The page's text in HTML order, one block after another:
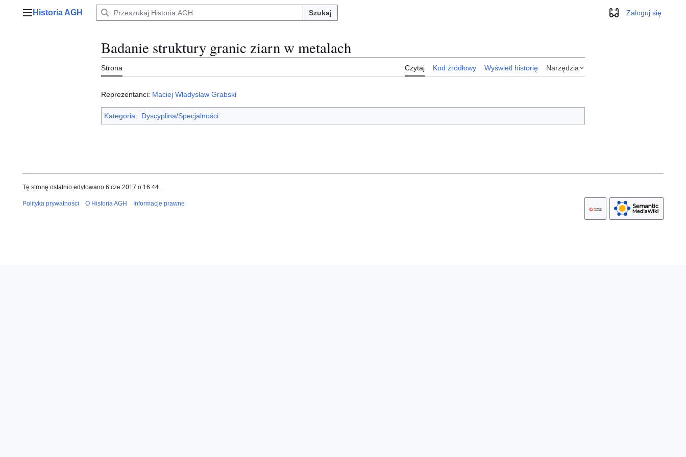
Menu główne
Historia AGH Szukaj WyglądZaloguj się
Badanie struktury granic ziarn w metalach
Strona Czytaj Kod źródłowy Wyświetl historię Narzędzia
Reprezentanci: Maciej Władysław Grabski
Kategoria: Dyscyplina/Specjalności
Tę stronę ostatnio edytowano 6 cze 2017 o 16:44.
Polityka prywatności O Historia AGH Informacje prawne